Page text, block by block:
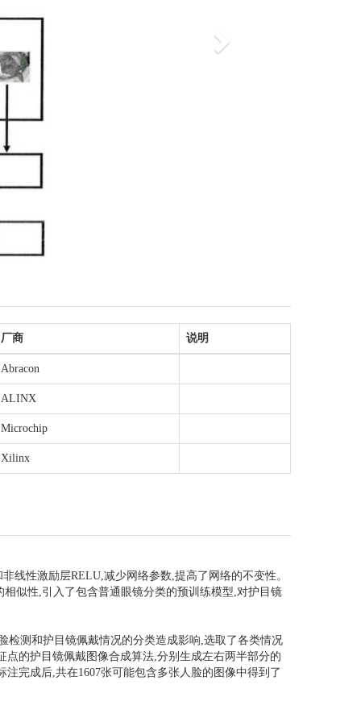
厂商 说明
Abracon
ALINX
Microchip
Xilinx
线性激励层RELU,减少网络参数,提高了网络的不变性。
似性,引入了包含普通眼镜分类的预训练模型,对护目镜
检测和护目镜佩戴情况的分类造成影响,选取了各类情况
的护目镜佩戴图像合成算法,分别生成左右两半部分的
完成后,共在1607张可能包含多张人脸的图像中得到了